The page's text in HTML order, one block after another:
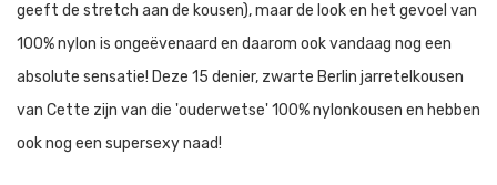
geeft de stretch aan de kousen), maar de look en het gevoel van
100% nylon is ongeëvenaard en daarom ook vandaag nog een
absolute sensatie! Deze 15 denier, zwarte Berlin jarretelkousen
van Cette zijn van die 'ouderwetse' 100% nylonkousen en hebben
ook nog een supersexy naad!